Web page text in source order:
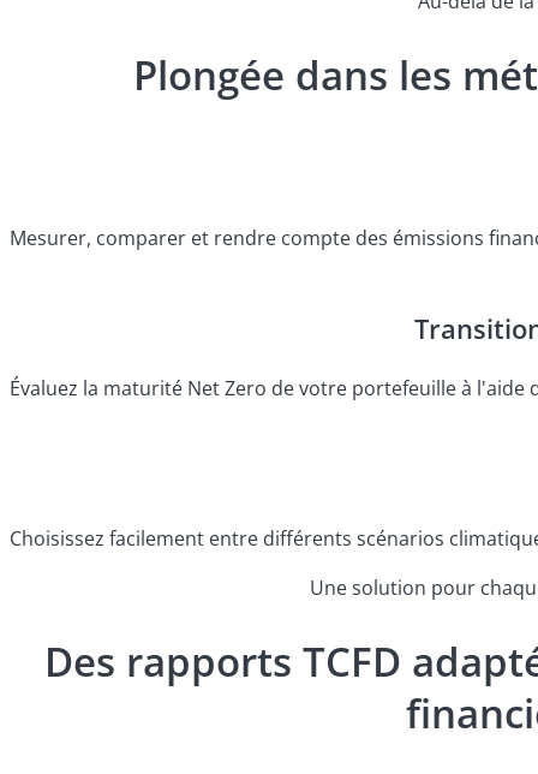
Plongée dans les
Mesurer, comparer et rendre compte des émissions
Évaluez la maturité Net Zero de votre portefeuille à
Choisissez facilement entre différents scénarios
Une solution pour
Des rapports TCFD